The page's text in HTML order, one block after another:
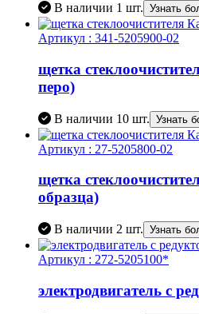
В наличии 1 шт. Узнать
Артикул : 341-5205900-02
щетка
перо)
В наличии 10 шт. Узнать
Артикул : 27-5205800-02
щетка
образца)
В наличии 2 шт. Узнать
Артикул : 272-5205100*
электродвигатель с